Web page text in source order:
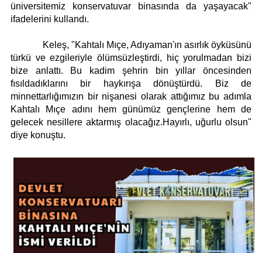
üniversitemiz konservatuvar binasında da yaşayacak"
ifadelerini kullandı.
Keleş, "Kahtalı Mıçe, Adıyaman'ın asırlık öyküsünü
türkü ve ezgileriyle ölümsüzleştirdi, hiç yorulmadan bizi
bize anlattı. Bu kadim şehrin bin yıllar öncesinden
fısıldadıklarını bir haykırışa dönüştürdü. Biz de
minnettarlığımızın bir nişanesi olarak attığımız bu adımla
Kahtalı Mıçe adını hem günümüz gençlerine hem de
gelecek nesillere aktarmış olacağız.Hayırlı, uğurlu olsun"
diye konuştu.